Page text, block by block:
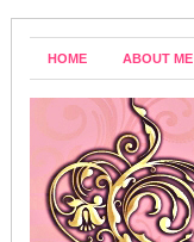
HOME ABOUT ME